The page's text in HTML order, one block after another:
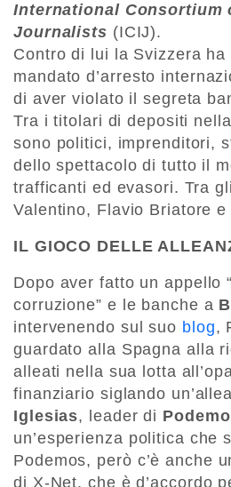
International Consortium
Journalists (ICIJ).
Contro di lui la Svizzera ha
mandato d’arresto
di aver violato il segreta
Tra i titolari di depositi
sono politici, imprenditori,
dello spettacolo di tutto il
trafficanti ed evasori. Tra
Valentino, Flavio Briatore
IL GIOCO DELLE
Dopo aver fatto un appello
corruzione” e le banche a
intervenendo sul suo blog,
guardato alla Spagna alla
alleati nella sua lotta
finanziario siglando
Iglesias, leader di
un’esperienza politica che
Podemos, però c’è anche
di X-Net, che è d’accordo